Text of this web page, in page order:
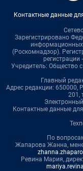
Контактные данные
Зарегистрировано
информационных
(Роскомнадзор).
Учредитель: Общество
Главный
Адрес редакции: 650000,
201,
Контактные данные
По
Жапарова Жанна,
Ревина Мария,